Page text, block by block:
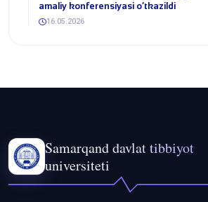
amaliy konferensiyasi o‘tkazildi
16.05.2026
Samarqand davlat tibbiyot
universiteti